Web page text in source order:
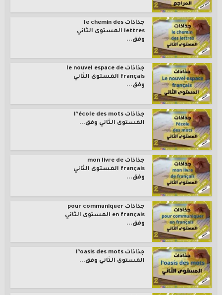
جذاذات le chemin des
lettres المستوى الثاني
وفق...
جذاذات le nouvel espace de
français المستوى الثاني
وفق...
جذاذات l’école des mots
المستوى الثاني وفق...
جذاذات mon livre de
français المستوى الثاني
وفق...
جذاذات pour communiquer
en français المستوى الثاني
وفق...
جذاذات l’oasis des mots
المستوى الثاني وفق...